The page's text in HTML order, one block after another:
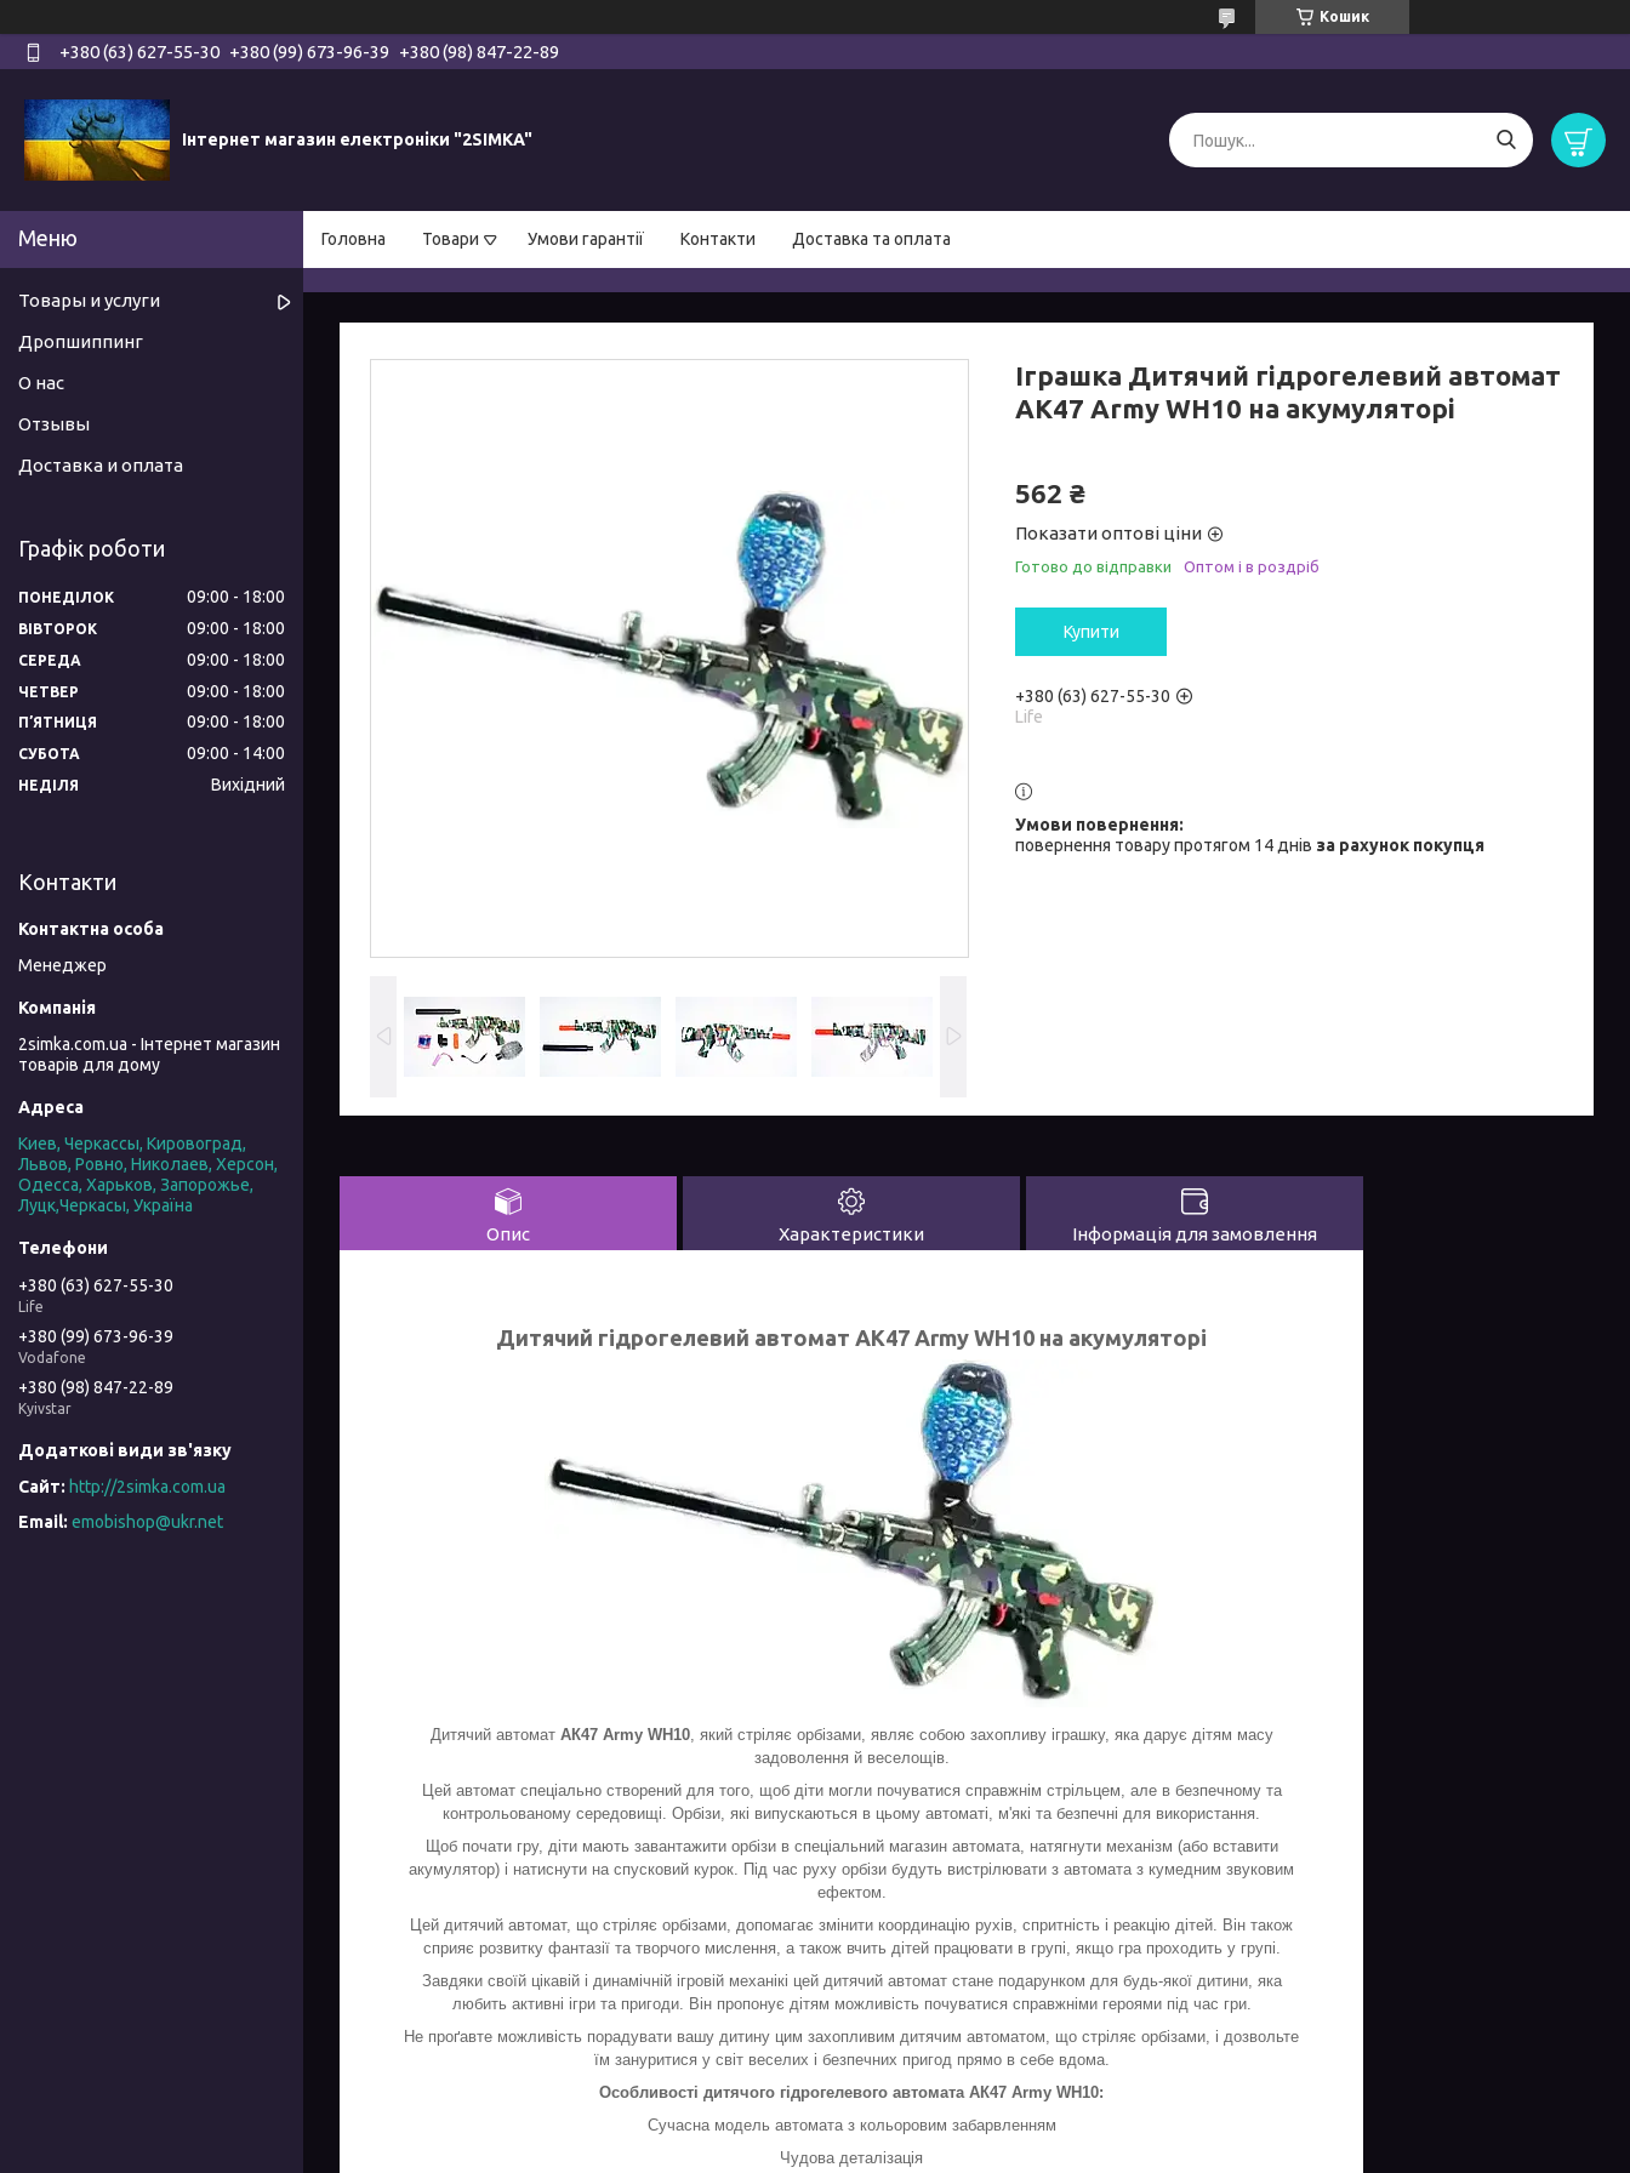
Кошик
+380 (63) 627-55-30 +380 (99) 673-96-39 +380 (98) 847-22-89
Інтернет магазин електроніки "2SIMKA"
Головна Товари Умови гарантії Контакти Доставка та оплата
Іграшка Дитячий гідрогелевий автомат
АК47 Army WH10 на акумуляторі
562 ₴
Показати оптові ціни
Готово до відправки Оптом і в роздріб
Купити
+380 (63) 627-55-30
Life
повернення товару протягом 14 днів за рахунок покупця
Опис Характеристики Інформація для замовлення
Дитячий гідрогелевий автомат АК47 Army WH10 на акумуляторі
Дитячий автомат АК47 Army WH10, який стріляє орбізами, являє собою захопливу іграшку, яка дарує дітям масу
задоволення й веселощів.
Цей автомат спеціально створений для того, щоб діти могли почуватися справжнім стрільцем, але в безпечному та
контрольованому середовищі. Орбізи, які випускаються в цьому автоматі, м'які та безпечні для використання.
Щоб почати гру, діти мають завантажити орбізи в спеціальний магазин автомата, натягнути механізм (або вставити
акумулятор) і натиснути на спусковий курок. Під час руху орбізи будуть вистрілювати з автомата з кумедним звуковим
ефектом.
Цей дитячий автомат, що стріляє орбізами, допомагає змінити координацію рухів, спритність і реакцію дітей. Він також
сприяє розвитку фантазії та творчого мислення, а також вчить дітей працювати в групі, якщо гра проходить у групі.
Завдяки своїй цікавій і динамічній ігровій механікі цей дитячий автомат стане подарунком для будь-якої дитини, яка
любить активні ігри та пригоди. Він пропонує дітям можливість почуватися справжніми героями під час гри.
Не проґавте можливість порадувати вашу дитину цим захопливим дитячим автоматом, що стріляє орбізами, і дозвольте
їм зануритися у світ веселих і безпечних пригод прямо в себе вдома.
Особливості дитячого гідрогелевого автомата АК47 Army WH10:
Сучасна модель автомата з кольоровим забарвленням
Чудова деталізація
Товары и услуги
Дропшиппинг
О нас
Отзывы
Доставка и оплата
Графік роботи
ПОНЕДІЛОК 09:00 18:00
ВІВТОРОК 09:00 18:00
СЕРЕДА 09:00 18:00
ЧЕТВЕР 09:00 18:00
ПʼЯТНИЦЯ 09:00 18:00
СУБОТА 09:00 14:00
НЕДІЛЯ Вихідний
Контакти
Менеджер
2simka.com.ua - Інтернет магазин
товарів для дому
Киев, Черкассы, Кировоград,
Львов, Ровно, Николаев, Херсон,
Одесса, Харьков, Запорожье,
Луцк,Черкасы, Україна
+380 (63) 627-55-30
Life
+380 (99) 673-96-39
Vodafone
+380 (98) 847-22-89
Kyivstar
http://2simka.com.ua
emobishop@ukr.net